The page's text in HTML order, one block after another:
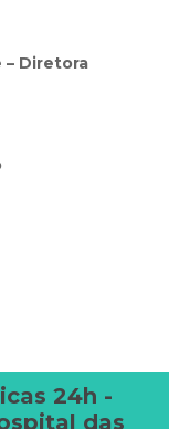
– Diretora
24h -
das